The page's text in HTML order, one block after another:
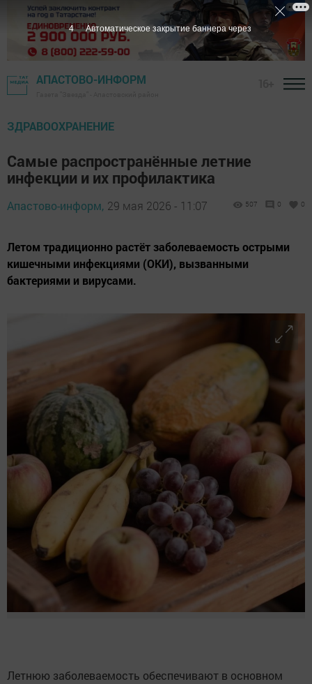
АПАСТОВО-ИНФОРМ
ЗДРАВООХРАНЕНИЕ
Самые распространённые летние
инфекции и их профилактика
Апастово-информ, 29 мая 2026 - 11:07 507 0 0
Летом традиционно растёт заболеваемость острыми
кишечными инфекциями (ОКИ), вызванными
бактериями и вирусами.
Летнюю заболеваемость обеспечивают в основном
3 Автоматическое закрытие баннера через